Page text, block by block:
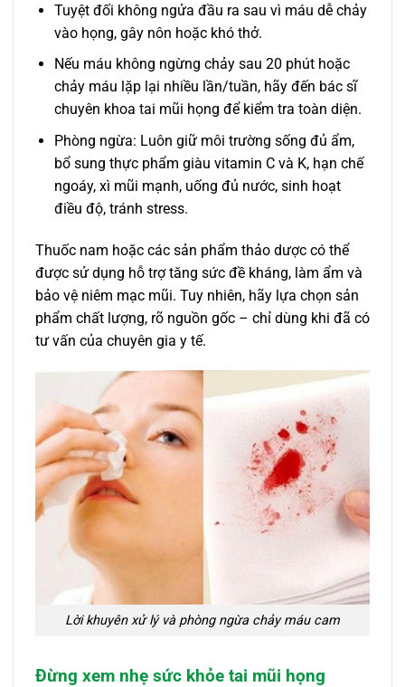
Tuyệt đối không ngửa đầu ra sau vì máu dễ chảy
vào họng, gây nôn hoặc khó thở.
Nếu máu không ngừng chảy sau 20 phút hoặc
chảy máu lặp lại nhiều lần/tuần, hãy đến bác sĩ
chuyên khoa tai mũi họng để kiểm tra toàn diện.
Phòng ngừa: Luôn giữ môi trường sống đủ ẩm,
bổ sung thực phẩm giàu vitamin C và K, hạn chế
ngoáy, xì mũi mạnh, uống đủ nước, sinh hoạt
điều độ, tránh stress.
Thuốc nam hoặc các sản phẩm thảo dược có thể
được sử dụng hỗ trợ tăng sức đề kháng, làm ẩm và
bảo vệ niêm mạc mũi. Tuy nhiên, hãy lựa chọn sản
phẩm chất lượng, rõ nguồn gốc – chỉ dùng khi đã có
tư vấn của chuyên gia y tế.
Lời khuyên xử lý và phòng ngừa chảy máu cam
Đừng xem nhẹ sức khỏe tai mũi họng